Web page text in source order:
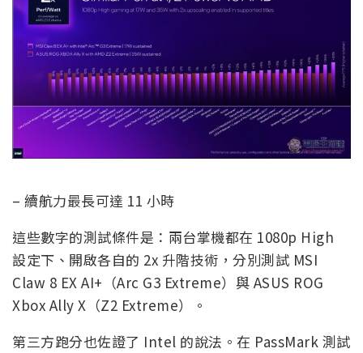
– 續航力最長可達 11 小時
這些數字的測試條件是：兩台掌機都在 1080p High
設定下、開啟各自的 2x 升階技術，分別測試 MSI
Claw 8 EX AI+（Arc G3 Extreme）與 ASUS ROG
Xbox Ally X（Z2 Extreme）。
第三方跑分也佐證了 Intel 的說法。在 PassMark 測試